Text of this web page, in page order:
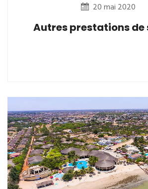
20 mai 2020
Autres prestations de